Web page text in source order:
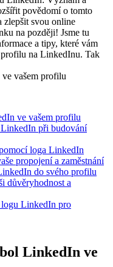
povědomí o tomto
zlepšit svou online
na později! Jsme tu
a tipy, které vám
na LinkedInu. Tak
ve vašem profilu
při budování
loga LinkedIn
propojení a zaměstnání
do svého profilu
důvěryhodnost a
logu LinkedIn pro
LinkedIn ve